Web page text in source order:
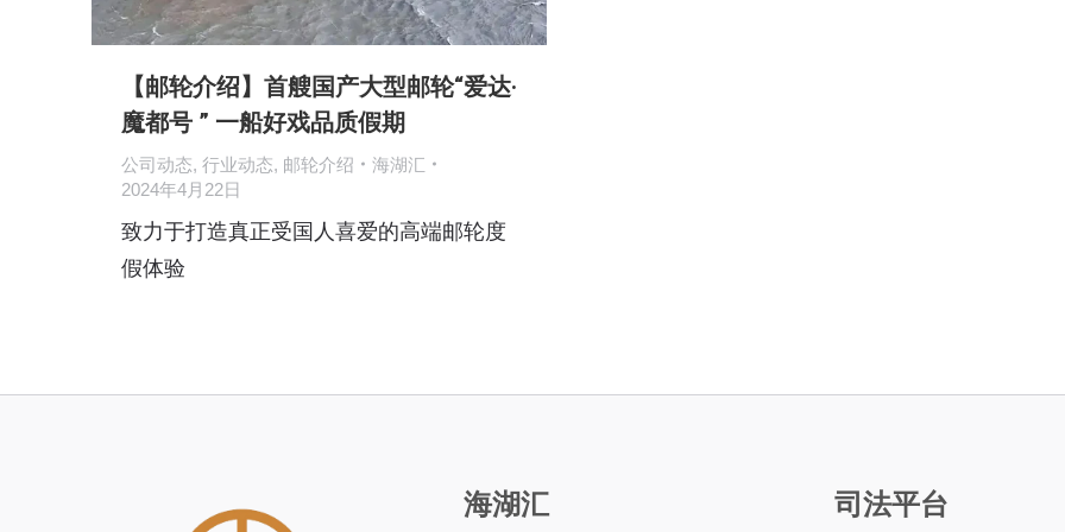
【邮轮介绍】首艘国产大型邮轮“爱达·
魔都号 ” 一船好戏品质假期
公司动态, 行业动态, 邮轮介绍
海湖汇
2024年4月22日
致力于打造真正受国人喜爱的高端邮轮度
假体验
海湖汇 司法平台